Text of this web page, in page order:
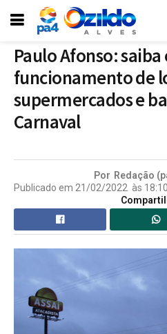
Paulo Afonso: saiba
funcionamento de
supermercados e
Carnaval
Por Redação
Publicado em 21/02/2022 às 18:10